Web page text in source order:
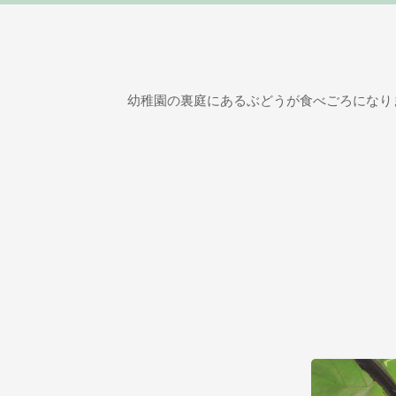
幼稚園の裏庭にあるぶどうが食べごろになり